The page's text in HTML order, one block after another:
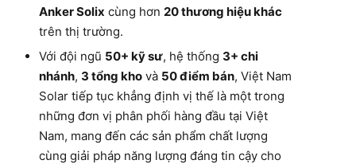
Anker Solix cùng hơn 20 thương hiệu khác
trên thị trường.
Với đội ngũ 50+ kỹ sư, hệ thống 3+ chi
nhánh, 3 tổng kho và 50 điểm bán, Việt Nam
Solar tiếp tục khẳng định vị thế là một trong
những đơn vị phân phối hàng đầu tại Việt
Nam, mang đến các sản phẩm chất lượng
cùng giải pháp năng lượng đáng tin cậy cho